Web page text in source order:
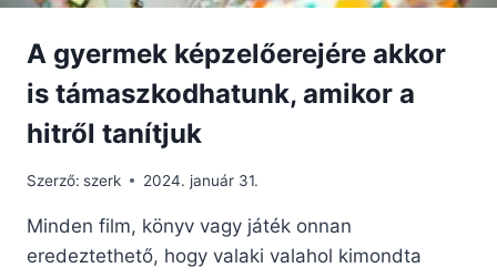
A gyermek képzelőerejére akkor
is támaszkodhatunk, amikor a
hitről tanítjuk
Szerző: szerk 2024. január 31.
Minden film, könyv vagy játék onnan
eredeztethető, hogy valaki valahol kimondta